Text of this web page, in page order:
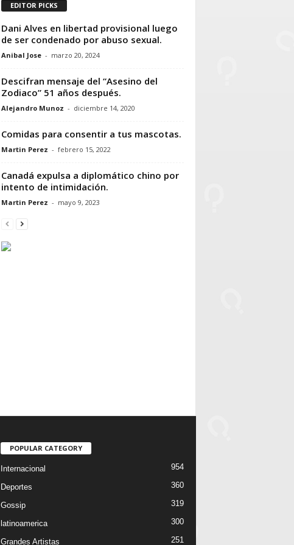
EDITOR PICKS
Dani Alves en libertad provisional luego
de ser condenado por abuso sexual.
Anibal Jose - marzo 20, 2024
Descifran mensaje del “Asesino del
Zodiaco” 51 años después.
Alejandro Munoz - diciembre 14, 2020
Comidas para consentir a tus mascotas.
Martin Perez - febrero 15, 2022
Canadá expulsa a diplomático chino por
intento de intimidación.
Martin Perez - mayo 9, 2023
POPULAR CATEGORY
Internacional 954
Deportes 360
Gossip 319
latinoamerica 300
Grandes Artistas 251